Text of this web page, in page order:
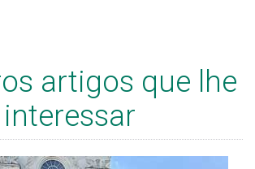
artigos que lhe